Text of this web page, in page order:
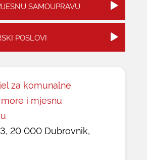
SAMOUPRAVU
POSLOVI
za komunalne
i mjesnu
20 000 Dubrovnik,